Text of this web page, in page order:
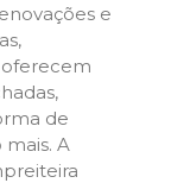
e
oferecem
de
A